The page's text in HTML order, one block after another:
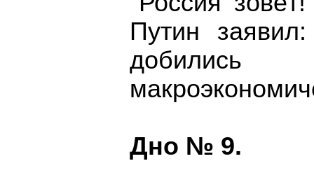
Путин
Дно № 9.